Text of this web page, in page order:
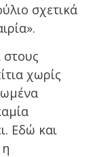
σχετικά
στους
χωρίς
Εδώ και